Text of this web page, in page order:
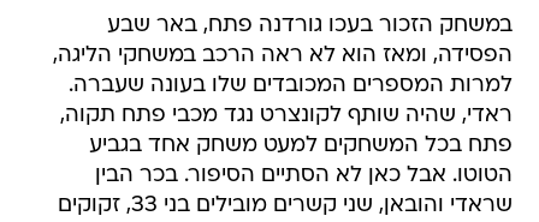
במשחק הזכור בעכו גורדנה פתח, באר שבע
הפסידה, ומאז הוא לא ראה הרכב במשחקי הליגה,
למרות המספרים המכובדים שלו בעונה שעברה.
ראדי, שהיה שותף לקונצרט נגד מכבי פתח תקוה,
פתח בכל המשחקים למעט משחק אחד בגביע
הטוטו. אבל כאן לא הסתיים הסיפור. בכר הבין
שראדי והובאן, שני קשרים מובילים בני 33, זקוקים